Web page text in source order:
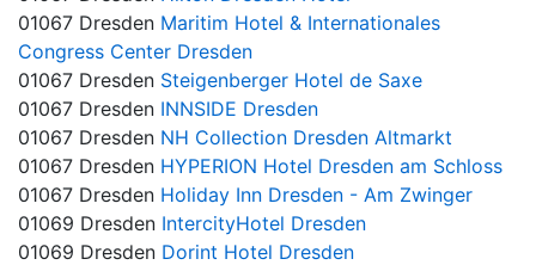
01067 Dresden Maritim Hotel & Internationales
Congress Center Dresden
01067 Dresden Steigenberger Hotel de Saxe
01067 Dresden INNSIDE Dresden
01067 Dresden NH Collection Dresden Altmarkt
01067 Dresden HYPERION Hotel Dresden am Schloss
01067 Dresden Holiday Inn Dresden - Am Zwinger
01069 Dresden IntercityHotel Dresden
01069 Dresden Dorint Hotel Dresden